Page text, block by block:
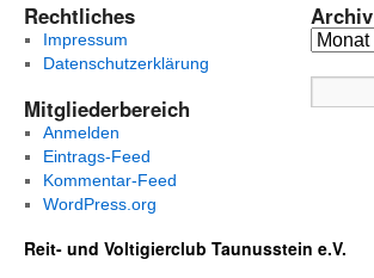
Rechtliches
Impressum
Datenschutzerklärung
Mitgliederbereich
Anmelden
Eintrags-Feed
Kommentar-Feed
WordPress.org
Archiv
Reit- und Voltigierclub Taunusstein e.V.